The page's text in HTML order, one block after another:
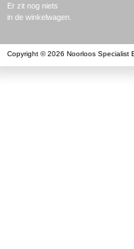
Er zit nog niets
in de winkelwagen.
Copyright © 2026 Noorloos Specialist